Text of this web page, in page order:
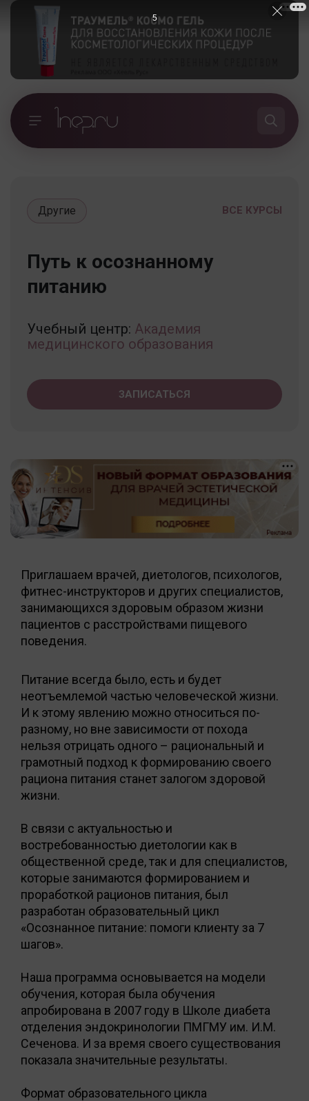
ВСЕ КУРСЫ
Другие
Путь к осознанному
питанию
Учебный центр: Академия
медицинского образования
ЗАПИСАТЬСЯ
Приглашаем врачей, диетологов, психологов,
фитнес-инструкторов и других специалистов,
занимающихся здоровым образом жизни
пациентов с расстройствами пищевого
поведения.
Питание всегда было, есть и будет
неотъемлемой частью человеческой жизни.
И к этому явлению можно относиться по-
разному, но вне зависимости от похода
нельзя отрицать одного – рациональный и
грамотный подход к формированию своего
рациона питания станет залогом здоровой
жизни.
В связи с актуальностью и
востребованностью диетологии как в
общественной среде, так и для специалистов,
которые занимаются формированием и
проработкой рационов питания, был
разработан образовательный цикл
«Осознанное питание: помоги клиенту за 7
шагов».
Наша программа основывается на модели
обучения, которая была обучения
апробирована в 2007 году в Школе диабета
отделения эндокринологии ПМГМУ им. И.М.
Сеченова. И за время своего существования
показала значительные результаты.
Формат образовательного цикла
4